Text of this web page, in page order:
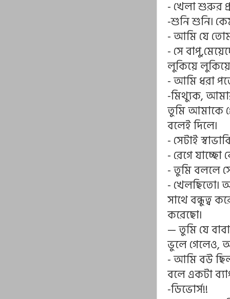
- খেলা শুরুর
-শুনি শুনি৷
- আমি যে
- সে
লুকিয়ে
- আমি ধরা
-মিথ্যুক,
তুমি আমাকে
বলেই দিলে৷
- সেটাই
- রেগে যাচ্ছো
- তুমি বললে
- খেলছিতো৷
সাথে বন্ধুত্ব
করেছো৷
— তুমি যে
ভুলে গেলেও,
- আমি বউ
বলে একটা
-ডিভোর্স!!